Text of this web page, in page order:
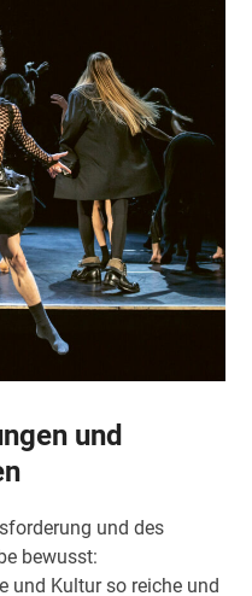
und
und des
bewusst:
und Kultur so reiche und